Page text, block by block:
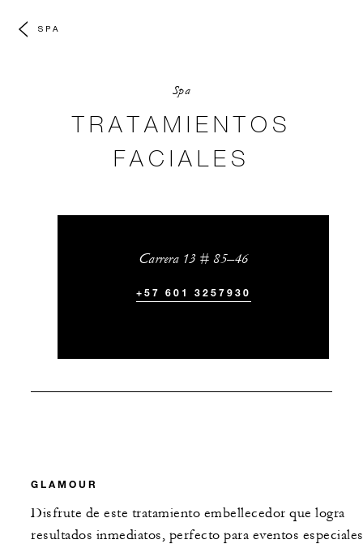
SPA
Spa
TRATAMIENTOS
FACIALES
Carrera 13 # 85–46
+57 601 3257930
GLAMOUR
Disfrute de este tratamiento embellecedor que logra
resultados inmediatos, perfecto para eventos